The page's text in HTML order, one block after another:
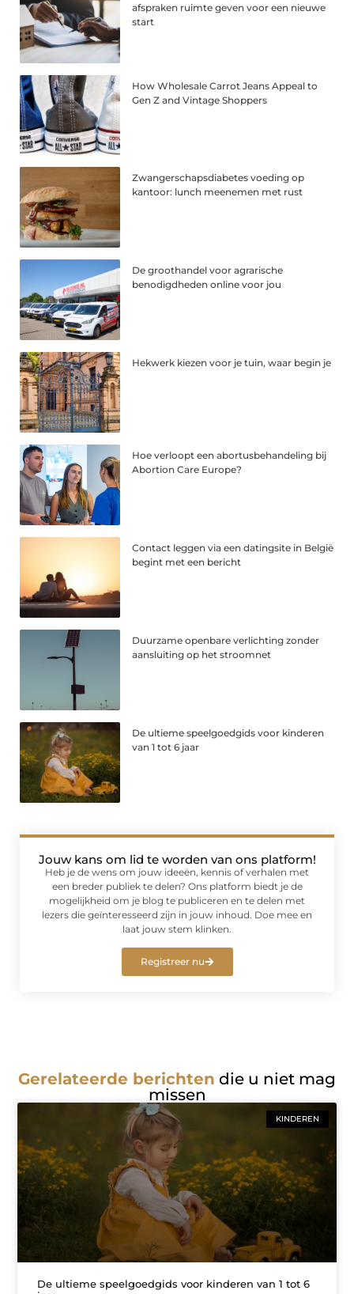
afspraken ruimte geven voor een nieuwe
start
How Wholesale Carrot Jeans Appeal to
Gen Z and Vintage Shoppers
Zwangerschapsdiabetes voeding op
kantoor: lunch meenemen met rust
De groothandel voor agrarische
benodigdheden online voor jou
Hekwerk kiezen voor je tuin, waar begin je
Hoe verloopt een abortusbehandeling bij
Abortion Care Europe?
Contact leggen via een datingsite in België
begint met een bericht
Duurzame openbare verlichting zonder
aansluiting op het stroomnet
De ultieme speelgoedgids voor kinderen
van 1 tot 6 jaar
Jouw kans om lid te worden van ons platform!
Heb je de wens om jouw ideeën, kennis of verhalen met
een breder publiek te delen? Ons platform biedt je de
mogelijkheid om je blog te publiceren en te delen met
lezers die geïnteresseerd zijn in jouw inhoud. Doe mee en
laat jouw stem klinken.
Registreer nu
Gerelateerde berichten die u niet mag
missen
KINDEREN
De ultieme speelgoedgids voor kinderen van 1 tot 6